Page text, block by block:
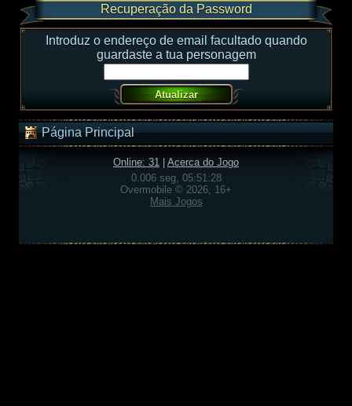
Recuperação da Password
Introduz o endereço de email facultado quando
guardaste a tua personagem
Página Principal
Online: 31
Acerca do Jogo
0.006 seg, 05:51:28
Overmobile © 2026, 16+
Mais Jogos